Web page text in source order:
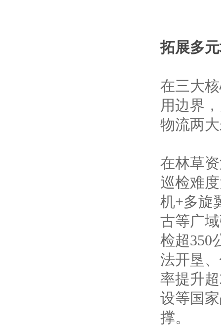
拓展多
在三大
用边界
物流两
在林草
巡检难
机+多旋
古等广
检超350
法开垦
率提升
设等国
撑。